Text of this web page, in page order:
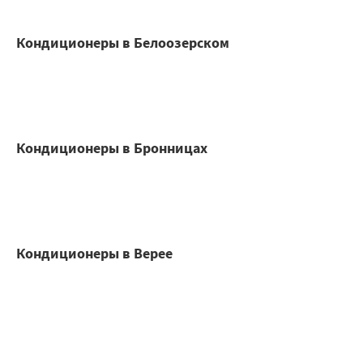
Кондиционеры в Белоозерском
Кондиционеры в Бронницах
Кондиционеры в Верее